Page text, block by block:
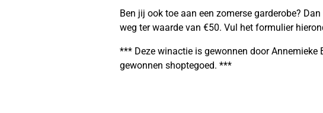
Ben jij ook toe aan een zomerse garderobe?
weg ter waarde van €50. Vul het formulier
*** Deze winactie is gewonnen door
gewonnen shoptegoed. ***